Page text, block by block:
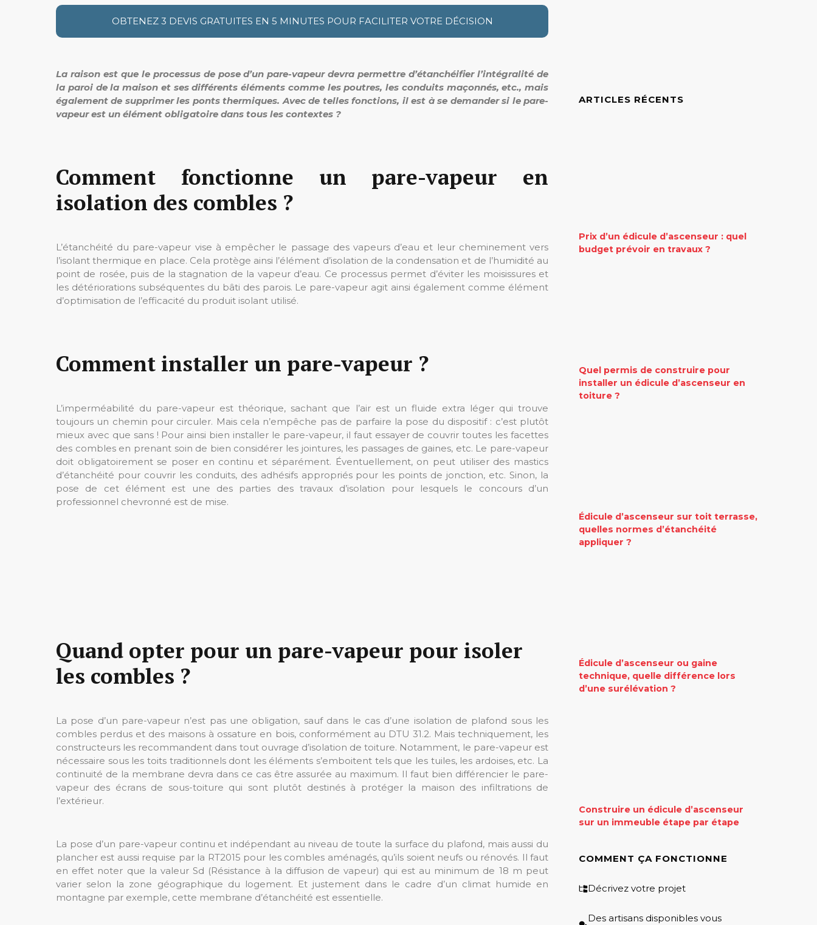
OBTENEZ 3 DEVIS GRATUITES EN 5 MINUTES POUR FACILITER VOTRE DÉCISION
La raison est que le processus de pose d’un pare-vapeur devra permettre d’étanchéifier l’intégralité de
la paroi de la maison et ses différents éléments comme les poutres, les conduits maçonnés, etc., mais
également de supprimer les ponts thermiques. Avec de telles fonctions, il est à se demander si le pare-
vapeur est un élément obligatoire dans tous les contextes ?
Comment fonctionne un pare-vapeur en
isolation des combles ?
L’étanchéité du pare-vapeur vise à empêcher le passage des vapeurs d’eau et leur cheminement vers
l’isolant thermique en place. Cela protège ainsi l’élément d’isolation de la condensation et de l’humidité au
point de rosée, puis de la stagnation de la vapeur d’eau. Ce processus permet d’éviter les moisissures et
les détériorations subséquentes du bâti des parois. Le pare-vapeur agit ainsi également comme élément
d’optimisation de l’efficacité du produit isolant utilisé.
Comment installer un pare-vapeur ?
L’imperméabilité du pare-vapeur est théorique, sachant que l’air est un fluide extra léger qui trouve
toujours un chemin pour circuler. Mais cela n’empêche pas de parfaire la pose du dispositif : c’est plutôt
mieux avec que sans ! Pour ainsi bien installer le pare-vapeur, il faut essayer de couvrir toutes les facettes
des combles en prenant soin de bien considérer les jointures, les passages de gaines, etc. Le pare-vapeur
doit obligatoirement se poser en continu et séparément. Éventuellement, on peut utiliser des mastics
d’étanchéité pour couvrir les conduits, des adhésifs appropriés pour les points de jonction, etc. Sinon, la
pose de cet élément est une des parties des travaux d’isolation pour lesquels le concours d’un
professionnel chevronné est de mise.
Quand opter pour un pare-vapeur pour isoler
les combles ?
La pose d’un pare-vapeur n’est pas une obligation, sauf dans le cas d’une isolation de plafond sous les
combles perdus et des maisons à ossature en bois, conformément au DTU 31.2. Mais techniquement, les
constructeurs les recommandent dans tout ouvrage d’isolation de toiture. Notamment, le pare-vapeur est
nécessaire sous les toits traditionnels dont les éléments s’emboitent tels que les tuiles, les ardoises, etc. La
continuité de la membrane devra dans ce cas être assurée au maximum. Il faut bien différencier le pare-
vapeur des écrans de sous-toiture qui sont plutôt destinés à protéger la maison des infiltrations de
l’extérieur.
La pose d’un pare-vapeur continu et indépendant au niveau de toute la surface du plafond, mais aussi du
plancher est aussi requise par la RT2015 pour les combles aménagés, qu’ils soient neufs ou rénovés. Il faut
en effet noter que la valeur Sd (Résistance à la diffusion de vapeur) qui est au minimum de 18 m peut
varier selon la zone géographique du logement. Et justement dans le cadre d’un climat humide en
montagne par exemple, cette membrane d’étanchéité est essentielle.
ARTICLES RÉCENTS
Prix d’un édicule d’ascenseur : quel
budget prévoir en travaux ?
Quel permis de construire pour
installer un édicule d’ascenseur en
toiture ?
Édicule d’ascenseur sur toit terrasse,
quelles normes d’étanchéité
appliquer ?
Édicule d’ascenseur ou gaine
technique, quelle différence lors
d’une surélévation ?
Construire un édicule d’ascenseur
sur un immeuble étape par étape
COMMENT ÇA FONCTIONNE
Décrivez votre projet
Des artisans disponibles vous